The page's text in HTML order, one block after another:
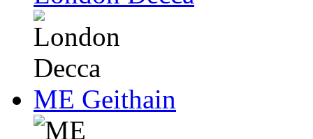
ME Geithain